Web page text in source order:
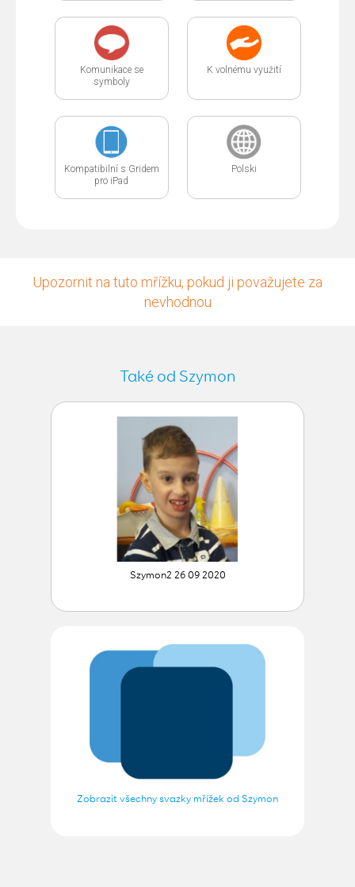
Komunikace se
symboly
K volnému využití
Kompatibilní s Gridem
pro iPad
Polski
Upozornit na tuto mřížku, pokud ji považujete za
nevhodnou
Také od Szymon
Szymon2 26 09 2020
Zobrazit všechny svazky mřížek od Szymon